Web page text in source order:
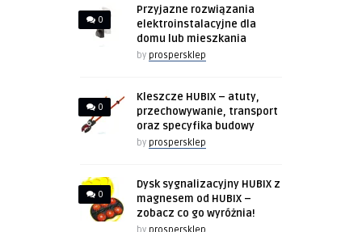
0
Przyjazne rozwiązania
elektroinstalacyjne dla
domu lub mieszkania
by prospersklep
0
Kleszcze HUBIX – atuty,
przechowywanie, transport
oraz specyfika budowy
by prospersklep
0
Dysk sygnalizacyjny HUBIX z
magnesem od HUBIX –
zobacz co go wyróżnia!